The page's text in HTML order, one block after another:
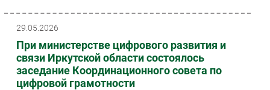
29.05.2026
При министерстве цифрового развития и
связи Иркутской области состоялось
заседание Координационного совета по
цифровой грамотности